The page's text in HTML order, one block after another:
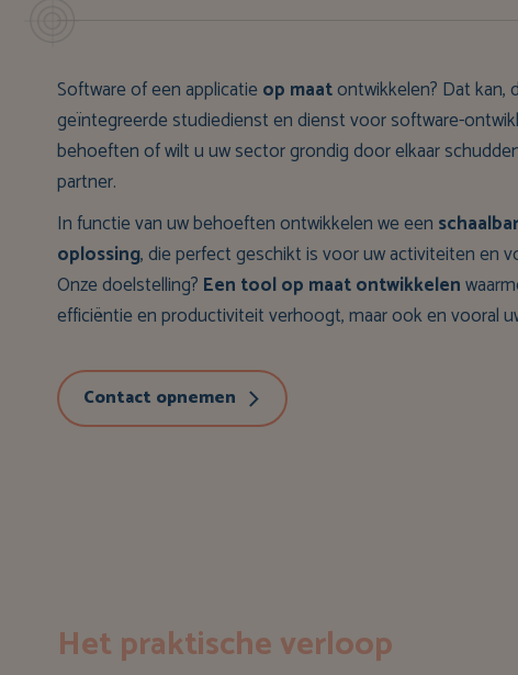
Software of een applicatie op maatontwikkelen? Dat kan,
geïntegreerde studiedienst en dienst voor software-
behoeften of wilt u uw sector grondig door elkaar
partner.
In functie van uw behoeften ontwikkelen we een
oplossing, die perfect geschikt is voor uw activiteiten en
Onze doelstelling? Een tool op maat ontwikkelen
efficiëntie en productiviteit verhoogt, maar ook en vooral
Contact opnemen
Het praktische verloop